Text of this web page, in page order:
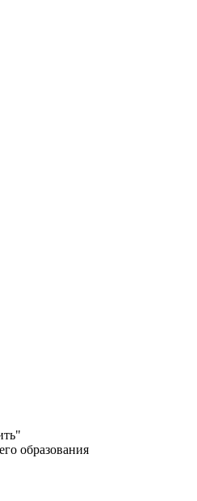
образования